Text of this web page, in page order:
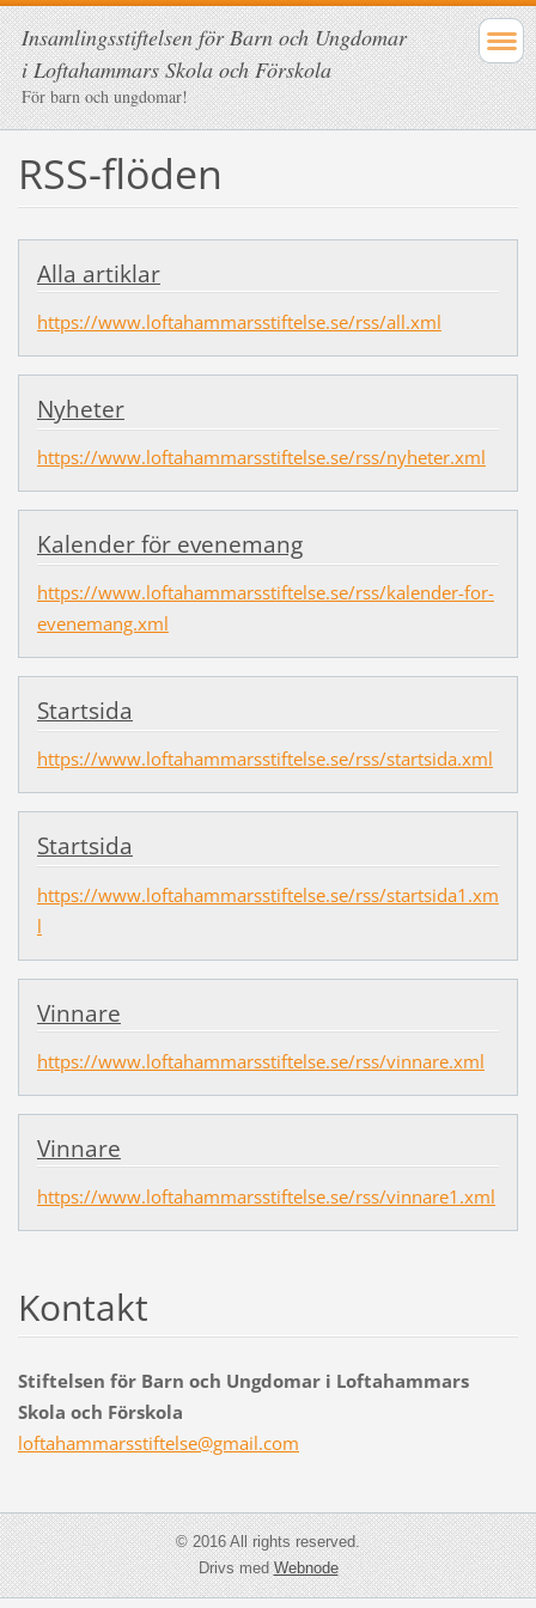
Insamlingsstiftelsen för Barn och Ungdomar
i Loftahammars Skola och Förskola
För barn och ungdomar!
RSS-flöden
Alla artiklar
https://www.loftahammarsstiftelse.se/rss/all.xml
Nyheter
https://www.loftahammarsstiftelse.se/rss/nyheter.xml
Kalender för evenemang
https://www.loftahammarsstiftelse.se/rss/kalender-for-
evenemang.xml
Startsida
https://www.loftahammarsstiftelse.se/rss/startsida.xml
Startsida
https://www.loftahammarsstiftelse.se/rss/startsida1.xm
l
Vinnare
https://www.loftahammarsstiftelse.se/rss/vinnare.xml
Vinnare
https://www.loftahammarsstiftelse.se/rss/vinnare1.xml
Kontakt
Stiftelsen för Barn och Ungdomar i Loftahammars
Skola och Förskola
loftahammarsstiftelse@gmail.com
© 2016 All rights reserved.
Drivs medWebnode